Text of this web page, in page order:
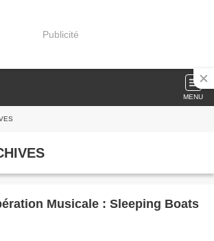
Publicité
MENU
Musicale : Sleeping Boats